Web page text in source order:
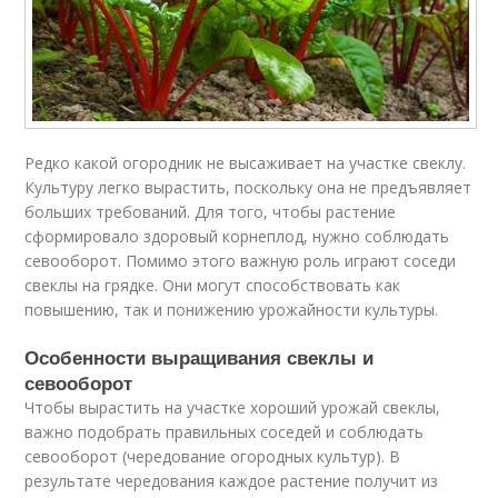
Редко какой огородник не высаживает на участке свеклу.
Культуру легко вырастить, поскольку она не предъявляет
больших требований. Для того, чтобы растение
сформировало здоровый корнеплод, нужно соблюдать
севооборот. Помимо этого важную роль играют соседи
свеклы на грядке. Они могут способствовать как
повышению, так и понижению урожайности культуры.
Особенности выращивания свеклы и
севооборот
Чтобы вырастить на участке хороший урожай свеклы,
важно подобрать правильных соседей и соблюдать
севооборот (чередование огородных культур). В
результате чередования каждое растение получит из